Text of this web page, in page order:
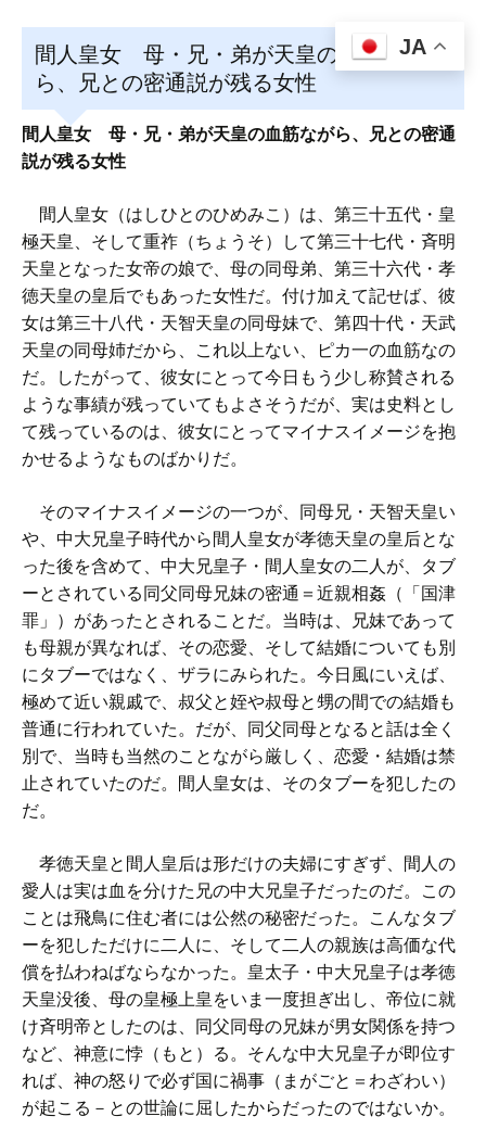
間人皇女 母・兄・弟が天皇の血筋なが
ら、兄との密通説が残る女性
間人皇女 母・兄・弟が天皇の血筋ながら、兄との密通
説が残る女性
間人皇女（はしひとのひめみこ）は、第三十五代・皇
極天皇、そして重祚（ちょうそ）して第三十七代・斉明
天皇となった女帝の娘で、母の同母弟、第三十六代・孝
徳天皇の皇后でもあった女性だ。付け加えて記せば、彼
女は第三十八代・天智天皇の同母妹で、第四十代・天武
天皇の同母姉だから、これ以上ない、ピカ一の血筋なの
だ。したがって、彼女にとって今日もう少し称賛される
ような事績が残っていてもよさそうだが、実は史料とし
て残っているのは、彼女にとってマイナスイメージを抱
かせるようなものばかりだ。
そのマイナスイメージの一つが、同母兄・天智天皇い
や、中大兄皇子時代から間人皇女が孝徳天皇の皇后とな
った後を含めて、中大兄皇子・間人皇女の二人が、タブ
ーとされている同父同母兄妹の密通＝近親相姦（「国津
罪」）があったとされることだ。当時は、兄妹であって
も母親が異なれば、その恋愛、そして結婚についても別
にタブーではなく、ザラにみられた。今日風にいえば、
極めて近い親戚で、叔父と姪や叔母と甥の間での結婚も
普通に行われていた。だが、同父同母となると話は全く
別で、当時も当然のことながら厳しく、恋愛・結婚は禁
止されていたのだ。間人皇女は、そのタブーを犯したの
だ。
孝徳天皇と間人皇后は形だけの夫婦にすぎず、間人の
愛人は実は血を分けた兄の中大兄皇子だったのだ。この
ことは飛鳥に住む者には公然の秘密だった。こんなタブ
ーを犯しただけに二人に、そして二人の親族は高価な代
償を払わねばならなかった。皇太子・中大兄皇子は孝徳
天皇没後、母の皇極上皇をいま一度担ぎ出し、帝位に就
け斉明帝としたのは、同父同母の兄妹が男女関係を持つ
など、神意に悖（もと）る。そんな中大兄皇子が即位す
れば、神の怒りで必ず国に禍事（まがごと＝わざわい）
が起こる－との世論に屈したからだったのではないか。
JA